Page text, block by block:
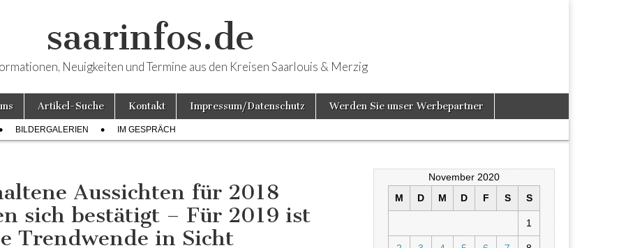
saarinfos.de
Neuigkeiten und Termine aus den Kreisen Saarlouis & Merzig
Artikel-Suche Kontakt Impressum/Datenschutz Werden Sie unser Werbepartner
BILDERGALERIEN IM GESPRÄCH
Aussichten für 2018
sich bestätigt – Für 2019 ist
Trendwende in Sicht
November 2020
M
D M D F S S
1